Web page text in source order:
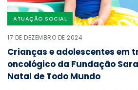
ATUAÇÃO SOCIAL
17 DE DEZEMBRO DE 2024
Crianças e adolescentes em
oncológico da Fundação
Natal de Todo Mundo